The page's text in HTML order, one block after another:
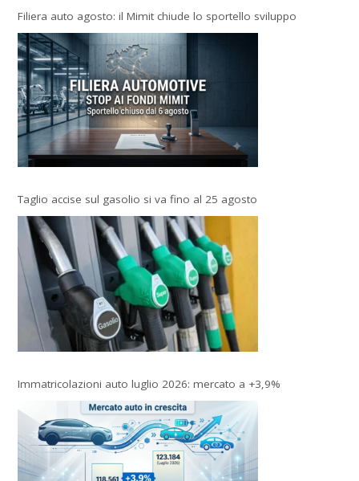
Filiera auto agosto: il Mimit chiude lo sportello sviluppo
Taglio accise sul gasolio si va fino al 25 agosto
Immatricolazioni auto luglio 2026: mercato a +3,9%